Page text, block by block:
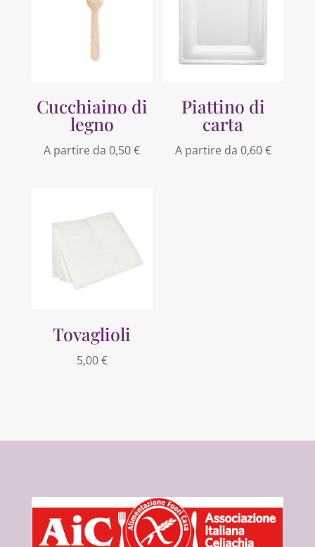
Cucchiaino di
legno
A partire da0,50€
Piattino di
carta
A partire da 0,60€
Tovaglioli
5,00€